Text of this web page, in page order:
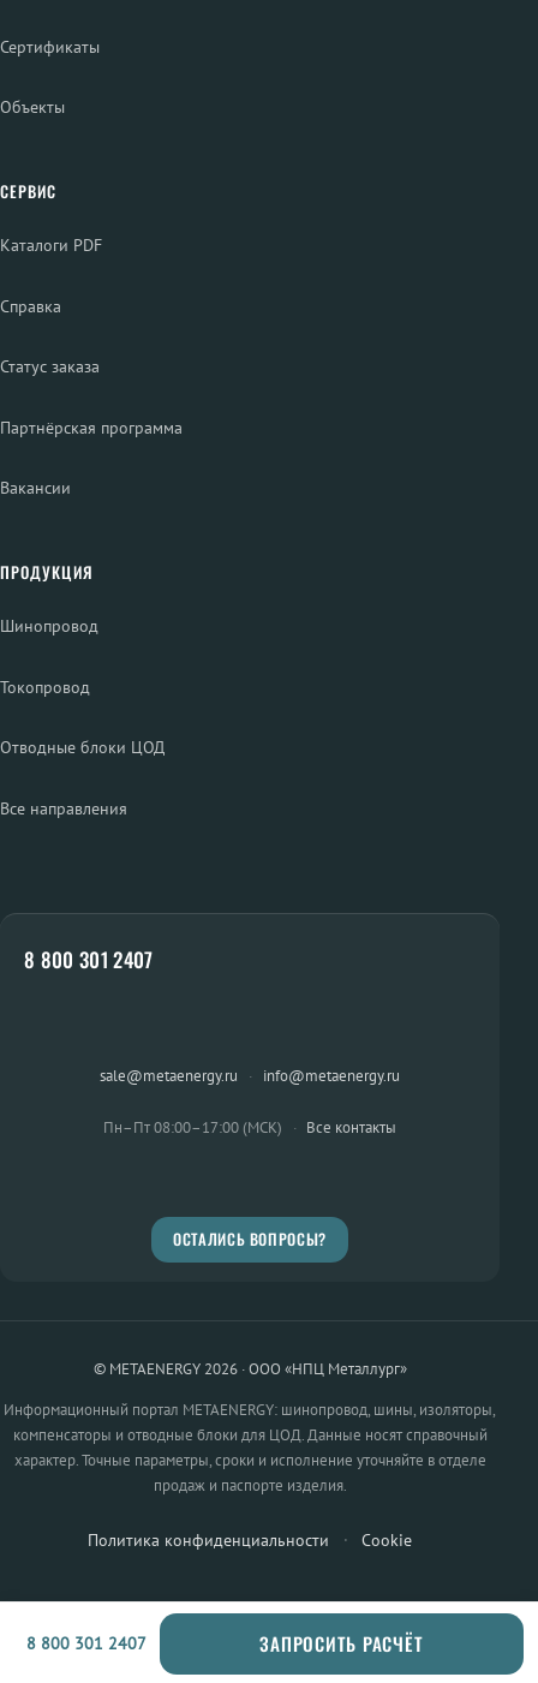
Сертификаты
Объекты
СЕРВИС
Каталоги PDF
Справка
Статус заказа
Партнёрская программа
Вакансии
ПРОДУКЦИЯ
Шинопровод
Токопровод
Отводные блоки ЦОД
Все направления
8 800 301 2407
sale@metaenergy.ru · info@metaenergy.ru
Пн–Пт 08:00–17:00 (МСК) · Все контакты
ОСТАЛИСЬ ВОПРОСЫ?
© METAENERGY 2026 · ООО «НПЦ Металлург»
Информационный портал METAENERGY: шинопровод, шины, изоляторы,
компенсаторы и отводные блоки для ЦОД. Данные носят справочный
характер. Точные параметры, сроки и исполнение уточняйте в отделе
продаж и паспорте изделия.
Политика конфиденциальности · Cookie
8 800 301 2407 ЗАПРОСИТЬ РАСЧЁТ